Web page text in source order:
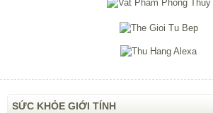
SỨC KHỎE GIỚI TÍNH